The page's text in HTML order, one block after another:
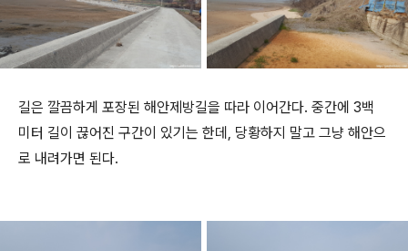
길은 깔끔하게 포장된 해안제방길을 따라 이어간다. 중간에 3백
미터 길이 끊어진 구간이 있기는 한데, 당황하지 말고 그냥 해안으
로 내려가면 된다.